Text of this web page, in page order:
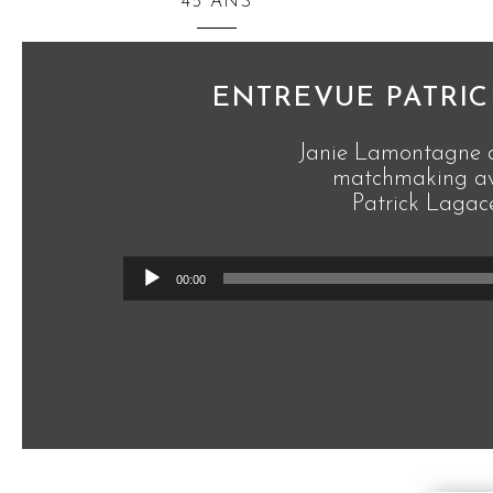
ENTREVUE
Janie Lamontagne
matchmaking
Patrick
Lecteur
audio
00:00